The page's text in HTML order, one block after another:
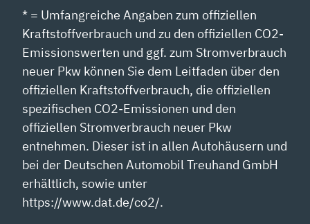
* = Umfangreiche Angaben zum offiziellen
Kraftstoffverbrauch und zu den offiziellen CO2-
Emissionswerten und ggf. zum Stromverbrauch
neuer Pkw können Sie dem Leitfaden über den
offiziellen Kraftstoffverbrauch, die offiziellen
spezifischen CO2-Emissionen und den
offiziellen Stromverbrauch neuer Pkw
entnehmen. Dieser ist in allen Autohäusern und
bei der Deutschen Automobil Treuhand GmbH
erhältlich, sowie unter
https://www.dat.de/co2/.